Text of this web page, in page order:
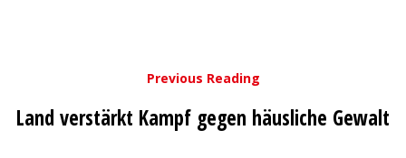
Previous Reading
Land verstärkt Kampf gegen häusliche Gewalt